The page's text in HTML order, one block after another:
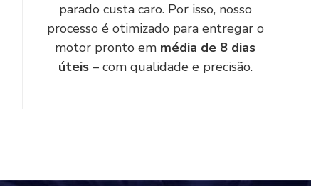
parado custa caro. Por isso, nosso
processo é otimizado para entregar o
motor pronto em média de 8 dias
úteis– com qualidade e precisão.